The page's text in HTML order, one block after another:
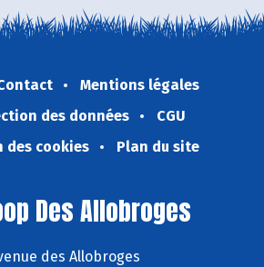
Mentions légales
des données
CGU
des cookies
Plan du site
Des Allobroges
des Allobroges